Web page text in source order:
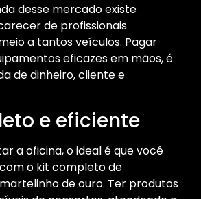
desse mercado existe
de profissionais
a tantos veículos. Pagar
eficazes em mãos, é
de dinheiro, cliente e
e eficiente
a oficina, o ideal é que você
o kit completo de
de ouro. Ter produtos